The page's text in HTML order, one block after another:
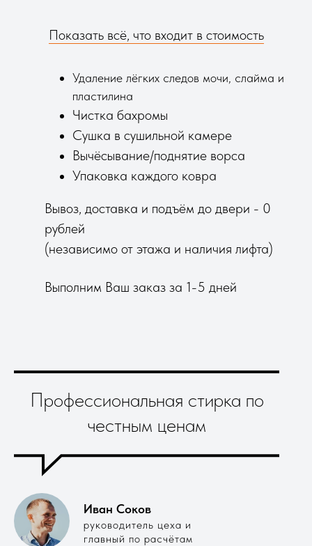
Показать всё, что входит в стоимость
Удаление лёгких следов мочи, слайма и
пластилина
Чистка бахромы
Сушка в сушильной камере
Вычёсывание/поднятие ворса
Упаковка каждого ковра
Вывоз, доставка и подъём до двери - 0
рублей
(независимо от этажа и наличия лифта)
Выполним Ваш заказ за 1-5 дней
Профессиональная стирка по
честным ценам
Иван Соков
руководитель цеха и
главный по расчётам